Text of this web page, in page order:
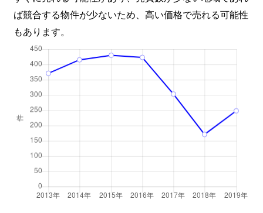
上杉
1,200万円
上杉
勾当台公園
上杉
勾当台公園
北根
黒松(宮城)
北根
北根
2,200万円
台原
ば競合する物件が少ないため、高い価格で売れる可能性
もあります。